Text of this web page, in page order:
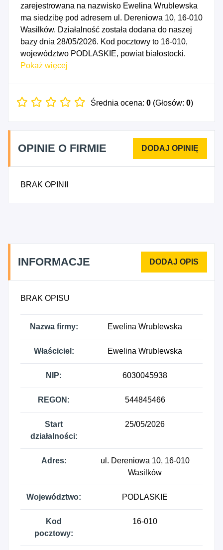
zarejestrowana na nazwisko Ewelina Wrublewska
ma siedzibę pod adresem ul. Dereniowa 10, 16-010
Wasilków. Działalność została dodana do naszej
bazy dnia 28/05/2026. Kod pocztowy to 16-010,
województwo PODLASKIE, powiat białostocki.
Numer Identyfikacji Podatkowej NIP to
rozpoczęcia działalności gospodarczej przypada
Pokaż więcej
Średnia ocena: 0 (Głosów: 0)
OPINIE O FIRMIE
BRAK OPINII
INFORMACJE
BRAK OPISU
Nazwa firmy: Ewelina Wrublewska
Właściciel: Ewelina Wrublewska
NIP: 6030045938
REGON: 544845466
Start
działalności:
25/05/2026
Adres:
ul. Dereniowa 10, 16-010
Wasilków
Województwo: PODLASKIE
Kod
pocztowy:
16-010